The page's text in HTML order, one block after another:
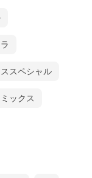
スペシャル
ックス